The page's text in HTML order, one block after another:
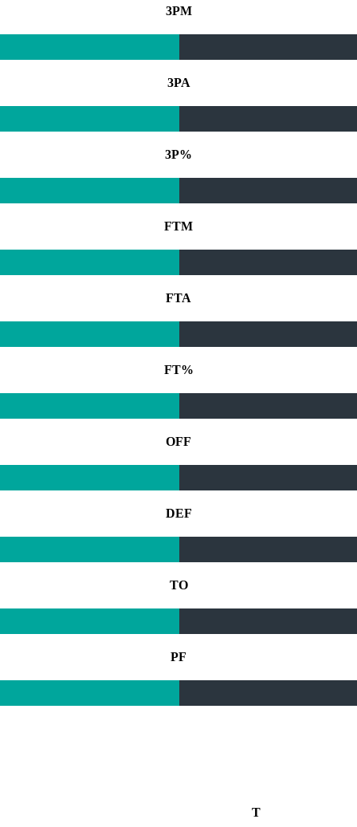
3PM
3PA
3P%
FTM
FTA
FT%
OFF
DEF
TO
PF
T